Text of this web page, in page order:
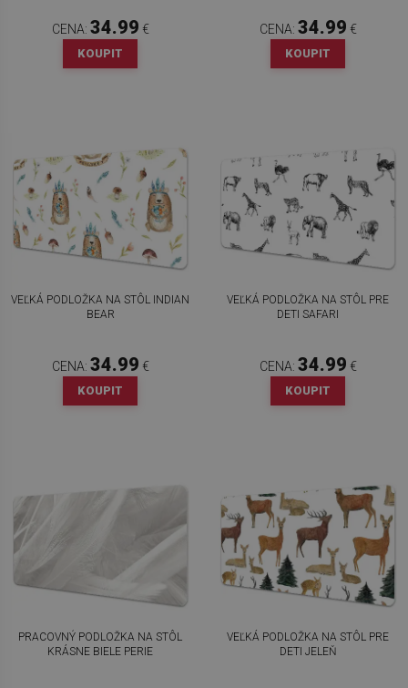
CENA: 34.99 €
KOUPIT
CENA: 34.99 €
KOUPIT
VEĽKÁ PODLOŽKA NA STÔL INDIAN
BEAR
CENA: 34.99 €
KOUPIT
VEĽKÁ PODLOŽKA NA STÔL PRE
DETI SAFARI
CENA: 34.99 €
KOUPIT
PRACOVNÝ PODLOŽKA NA STÔL
KRÁSNE BIELE PERIE
VEĽKÁ PODLOŽKA NA STÔL PRE
DETI JELEŇ